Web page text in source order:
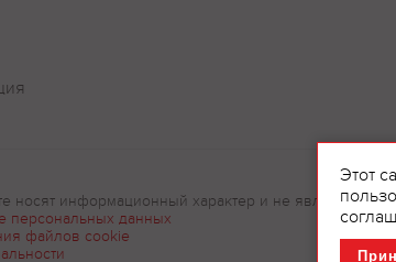
носят информационный характер и не являются
персональных данных
файлов cookie
Этот